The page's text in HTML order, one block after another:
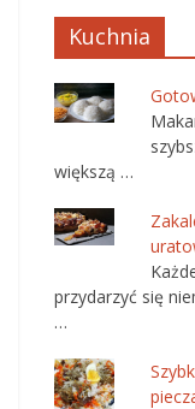
Kuchnia
większą …
przydarzyć się
…